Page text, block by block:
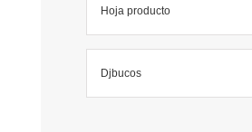
Hoja producto
Djbucos